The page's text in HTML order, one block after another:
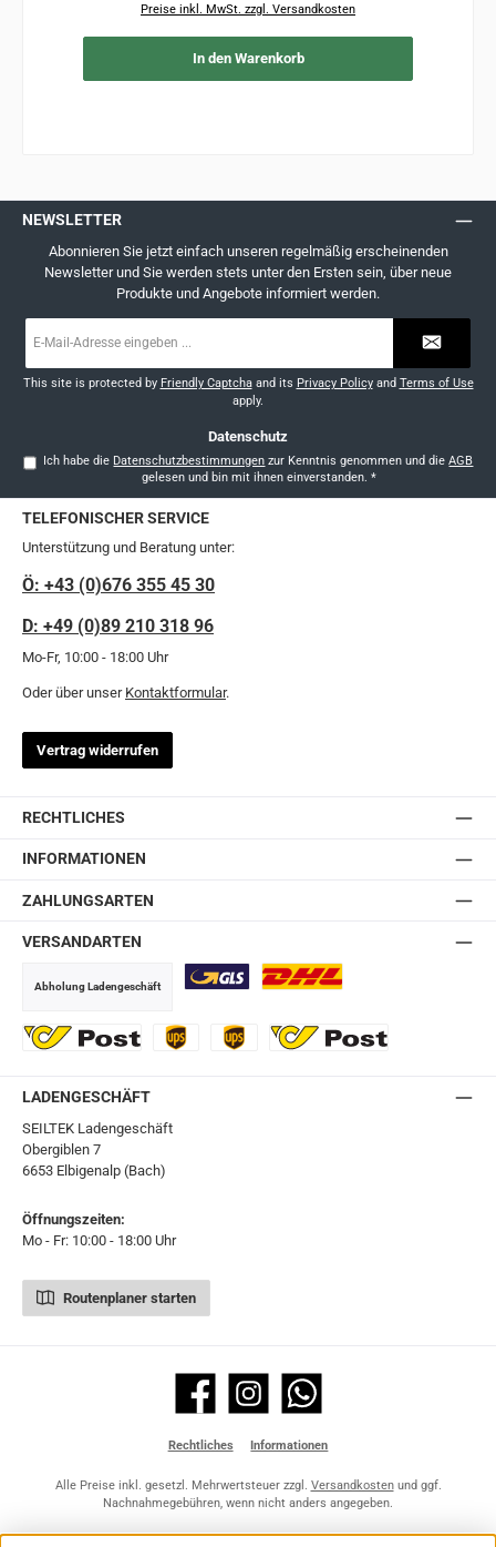
Preise inkl. MwSt. zzgl. Versandkosten
In den Warenkorb
NEWSLETTER
Abonnieren Sie jetzt einfach unseren regelmäßig erscheinenden
Newsletter und Sie werden stets unter den Ersten sein, über neue
Produkte und Angebote informiert werden.
Mail-
*
This site is protected by Friendly Captchaand its Privacy Policyand Terms of Use
apply.
Datenschutz
Ich habe die Datenschutzbestimmungen zur Kenntnis genommen und dieAGB
gelesen und bin mit ihnen einverstanden. *
TELEFONISCHER SERVICE
Unterstützung und Beratung unter:
Ö: +43 (0)676 355 45 30
D: +49 (0)89 210 318 96
Mo-Fr, 10:00 - 18:00 Uhr
Oder über unser Kontaktformular.
Vertrag widerrufen
RECHTLICHES
INFORMATIONEN
ZAHLUNGSARTEN
VERSANDARTEN
Abholung Ladengeschäft
LADENGESCHÄFT
SEILTEK Ladengeschäft
Obergiblen 7
6653 Elbigenalp (Bach)
Öffnungszeiten:
Mo - Fr: 10:00 - 18:00 Uhr
Routenplaner starten
Facebook Instagram WhatsApp
Rechtliches Informationen
Alle Preise inkl. gesetzl. Mehrwertsteuer zzgl. Versandkostenund ggf.
Nachnahmegebühren, wenn nicht anders angegeben.